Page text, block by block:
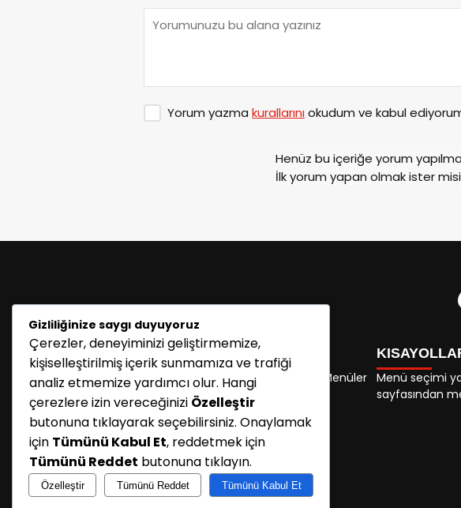
Yorum yazma kurallarınıokudum ve kabul
Henüz bu içeriğe yorum
İlk yorum yapan olmak ister
KATEGORİLER
Menü seçimi yapın. WP-ADMIN → Görünüm → Menüler
sayfasından menü eşleştirmesi yapınız.
Menü seçimi
sayfasından
Gizliliğinize saygı duyuyoruz
Çerezler, deneyiminizi geliştirmemize,
kişiselleştirilmiş içerik sunmamıza ve trafiği
analiz etmemize yardımcı olur. Hangi
çerezlere izin vereceğinizi Özelleştir
butonuna tıklayarak seçebilirsiniz. Onaylamak
için Tümünü Kabul Et, reddetmek için
Tümünü Reddet butonuna tıklayın.
Özelleştir Tümünü Reddet Tümünü Kabul Et